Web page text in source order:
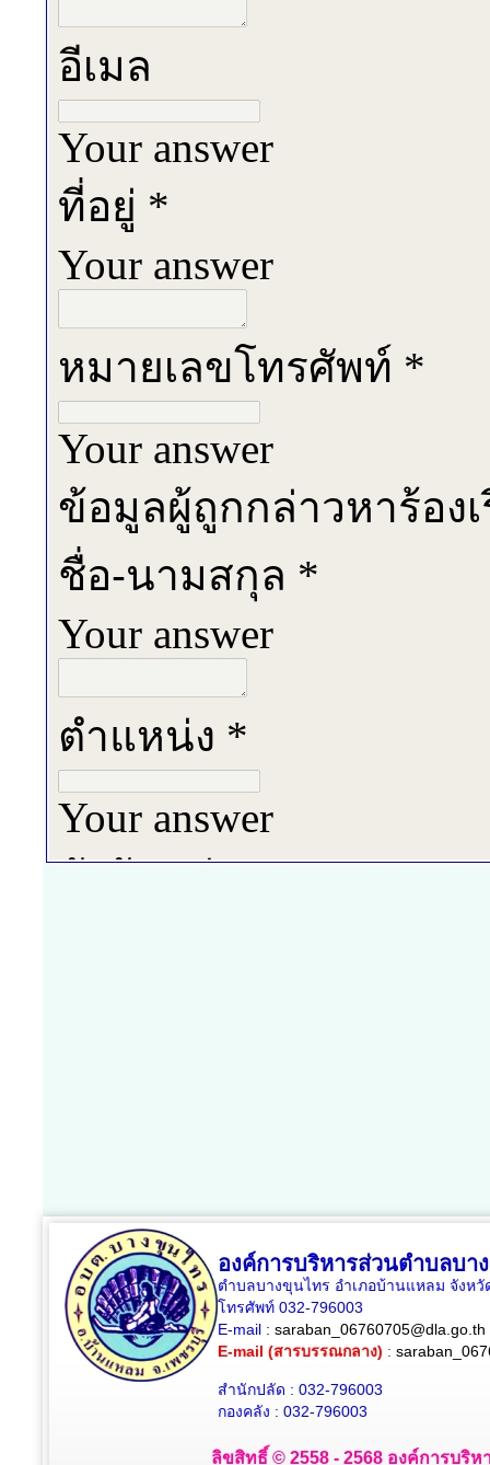
องค์การบริหารส่วนตำบลบา
ตำบลบางขุนไทร อำเภอบ้านแหลม จังหวั
โทรศัพท์ 032-796003
E-mail : saraban_06760705@dla.go.th
E-mail (สารบรรณกลาง) :
สำนักปลัด : 032-796003
กองคลัง : 032-796003
ลิขสิทธิ์ © 2558 - 2568 องค์การบริ